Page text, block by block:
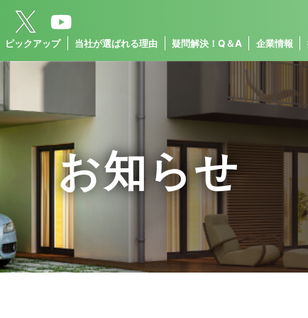
ピックアップ 当社が選ばれる理由 疑問解決！Q＆A 企業情報
お知らせ